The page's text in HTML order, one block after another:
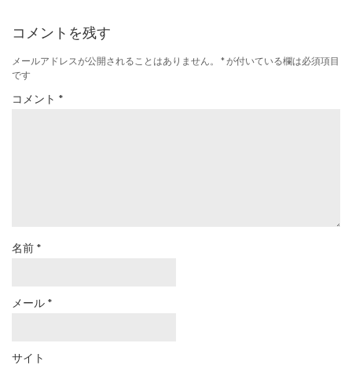
コメントを残す
メールアドレスが公開されることはありません。 *が付いている欄は必須項目
です
コメント *
名前 *
メール *
サイト